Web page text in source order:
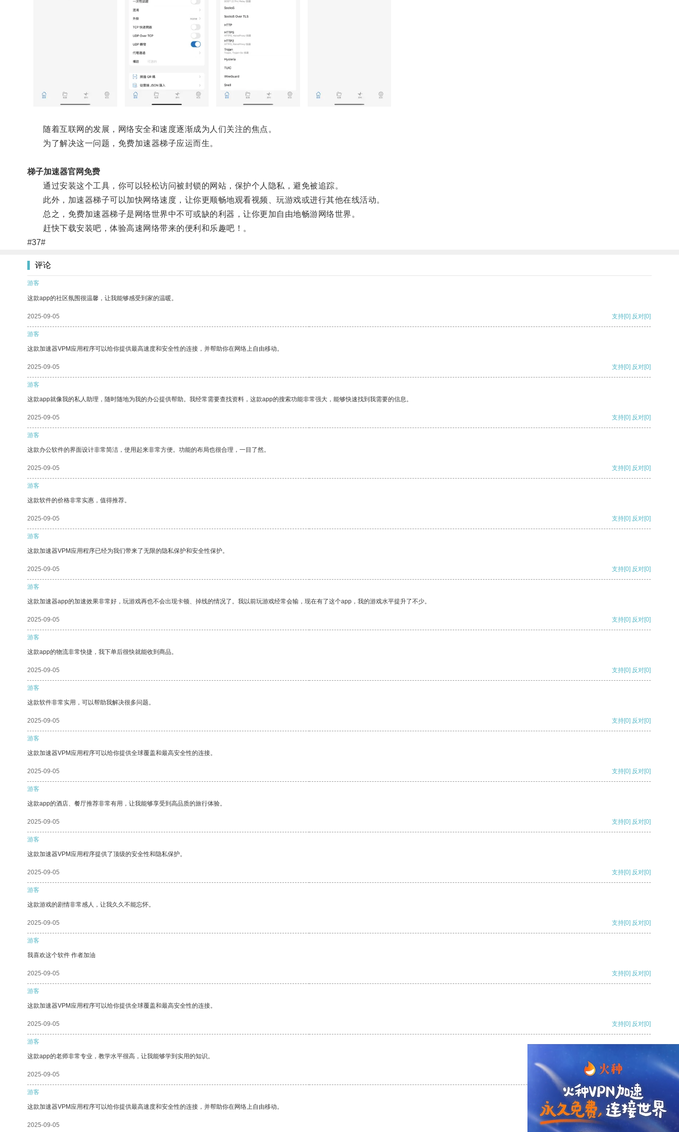
随着互联网的发展，网络安全和速度逐渐成为人们关注的焦点。
为了解决这一问题，免费加速器梯子应运而生。
梯子加速器官网免费
通过安装这个工具，你可以轻松访问被封锁的网站，保护个人隐私，避免被追踪。
此外，加速器梯子可以加快网络速度，让你更顺畅地观看视频、玩游戏或进行其他在线活动。
总之，免费加速器梯子是网络世界中不可或缺的利器，让你更加自由地畅游网络世界。
赶快下载安装吧，体验高速网络带来的便利和乐趣吧！。
#37#
评论
游客
这款app的社区氛围很温馨，让我能够感受到家的温暖。
2025-09-05 支持[0] 反对[0]
游客
这款加速器VPM应用程序可以给你提供最高速度和安全性的连接，并帮助你在网络上自由移动。
2025-09-05 支持[0] 反对[0]
游客
这款app就像我的私人助理，随时随地为我的办公提供帮助。我经常需要查找资料，这款app的搜索功能非常强大，能够快速找到我需要的信息。
2025-09-05 支持[0] 反对[0]
游客
这款办公软件的界面设计非常简洁，使用起来非常方便。功能的布局也很合理，一目了然。
2025-09-05 支持[0] 反对[0]
游客
这款软件的价格非常实惠，值得推荐。
2025-09-05 支持[0] 反对[0]
游客
这款加速器VPM应用程序已经为我们带来了无限的隐私保护和安全性保护。
2025-09-05 支持[0] 反对[0]
游客
这款加速器app的加速效果非常好，玩游戏再也不会出现卡顿、掉线的情况了。我以前玩游戏经常会输，现在有了这个app，我的游戏水平提升了不少。
2025-09-05 支持[0] 反对[0]
游客
这款app的物流非常快捷，我下单后很快就能收到商品。
2025-09-05 支持[0] 反对[0]
游客
这款软件非常实用，可以帮助我解决很多问题。
2025-09-05 支持[0] 反对[0]
游客
这款加速器VPM应用程序可以给你提供全球覆盖和最高安全性的连接。
2025-09-05 支持[0] 反对[0]
游客
这款app的酒店、餐厅推荐非常有用，让我能够享受到高品质的旅行体验。
2025-09-05 支持[0] 反对[0]
游客
这款加速器VPM应用程序提供了顶级的安全性和隐私保护。
2025-09-05 支持[0] 反对[0]
游客
这款游戏的剧情非常感人，让我久久不能忘怀。
2025-09-05 支持[0] 反对[0]
游客
我喜欢这个软件 作者加油
2025-09-05 支持[0] 反对[0]
游客
这款加速器VPM应用程序可以给你提供全球覆盖和最高安全性的连接。
2025-09-05 支持[0] 反对[0]
游客
这款app的老师非常专业，教学水平很高，让我能够学到实用的知识。
2025-09-05 支持
游客
这款加速器VPM应用程序可以给你提供最高速度和安全性的连接，并帮助你在网络上自由移动。
2025-09-05